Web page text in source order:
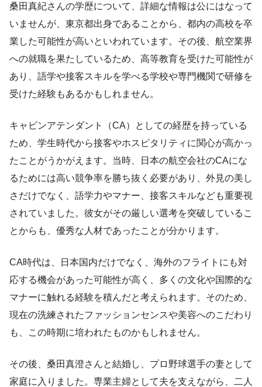
桑田真紀さんの学歴について、詳細な情報は公にはなって
いませんが、東京都出身であることから、都内の高校を卒
業した可能性が高いといわれています。その後、航空業界
への就職を果たしているため、高等教育を受けた可能性が
あり、語学や接客スキルを学べる学校や専門機関で研修を
受けた経験もあるかもしれません。
キャビンアテンダント（CA）としての経歴を持っている
ため、学生時代から接客やホスピタリティに関心が高かっ
たことがうかがえます。当時、日本の航空会社のCAにな
るためには高い競争率を勝ち抜く必要があり、外見の美し
さだけでなく、語学力やマナー、接客スキルなども重要視
されていました。彼女がその厳しい選考を突破しているこ
とからも、優秀な人材であったことが分かります。
CA時代は、日本国内だけでなく、海外のフライトにも対
応する機会があった可能性が高く、多くの文化や国際的な
マナーに触れる経験を積んだと考えられます。そのため、
現在の洗練されたファッションセンスや美容へのこだわり
も、この時期に培われたものかもしれません。
その後、桑田真澄さんと結婚し、プロ野球選手の妻として
家庭に入りました。専業主婦として夫を支えながら、二人